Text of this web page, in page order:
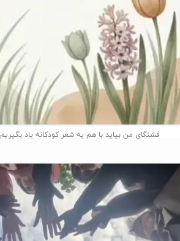
قشنگای من بيايد با هم یه شعر کودکانه ياد بگیریم